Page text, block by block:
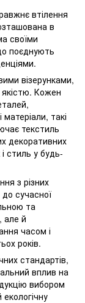
втілення
в
своїми
поєднують
візерунками,
Кожен
такі
текстиль
декоративних
стиль у будь-
з різних
сучасної
та
але й
часом і
років.
стандартів,
вплив на
вибором